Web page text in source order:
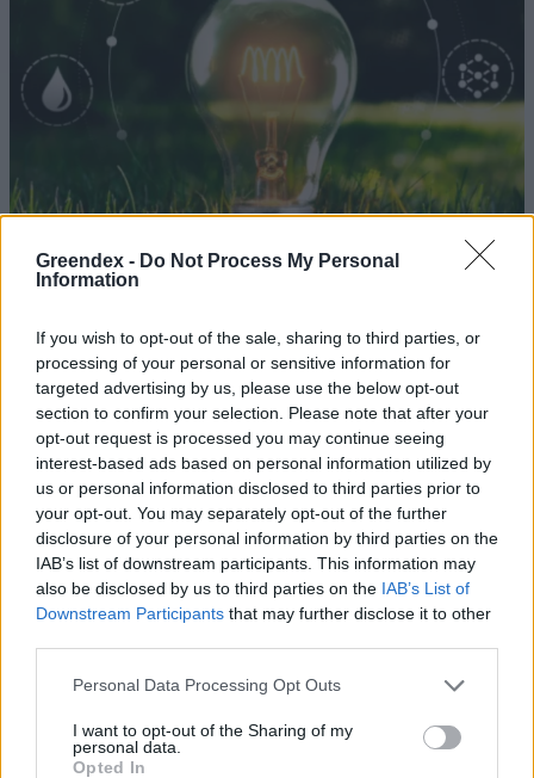
Greendex - Do Not Process My Personal
Information
If you wish to opt-out of the sale, sharing to third parties, or
processing of your personal or sensitive information for
targeted advertising by us, please use the below opt-out
section to confirm your selection. Please note that after your
opt-out request is processed you may continue seeing
interest-based ads based on personal information utilized by
us or personal information disclosed to third parties prior to
your opt-out. You may separately opt-out of the further
disclosure of your personal information by third parties on the
IAB’s list of downstream participants. This information may
also be disclosed by us to third parties on the IAB’s List of
Downstream Participants that may further disclose it to other
Personal Data Processing Opt Outs
I want to opt-out of the Sharing of my
personal data.
Opted In
Így lehet összeegyeztetni a
rezsicsökkentést az új uniós
szabályokkal
Greendex Szemle
Kapósak az energetikai
támogatások
Greendex Szemle
Nyártól igényelhető a
rezsicsökkentő állami támogatás
Greendex Szemle